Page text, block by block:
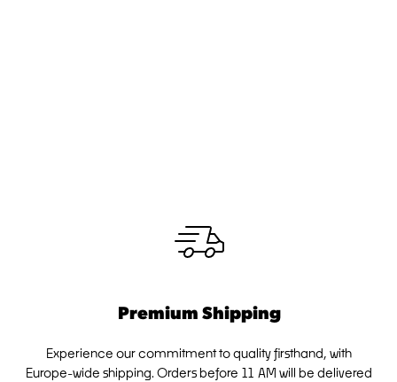
Premium Shipping
Experience our commitment to quality firsthand, with
Europe-wide shipping. Orders before 11 AM will be delivered